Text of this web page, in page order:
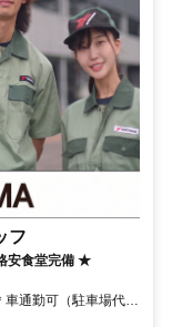
フ
安食堂完備 ★
通勤可（駐車場代無